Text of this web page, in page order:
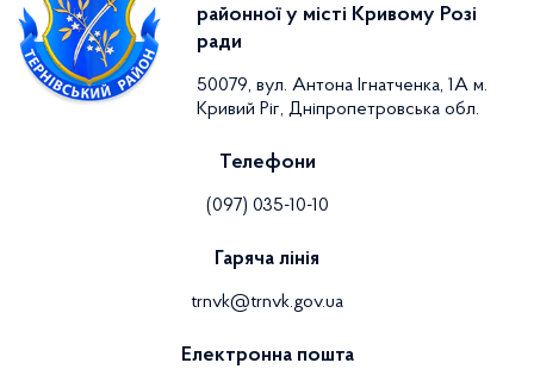
районної у місті Кривому Розі
ради
50079, вул. Антона Ігнатченка, 1А м.
Кривий Ріг, Дніпропетровська обл.
Телефони
(097) 035-10-10
Гаряча лінія
trnvk@trnvk.gov.ua
Електронна пошта